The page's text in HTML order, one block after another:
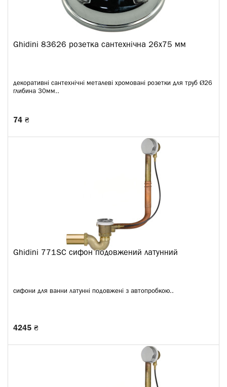
Ghidini 83626 розетка сантехнічна 26х75 мм
декоративні сантехнічні металеві хромовані розетки для труб Ø26
глибина 30мм..
74 ₴
Ghidini 771SC сифон подовжений латунний
сифони для ванни латунні подовжені з автопробкою..
4245 ₴